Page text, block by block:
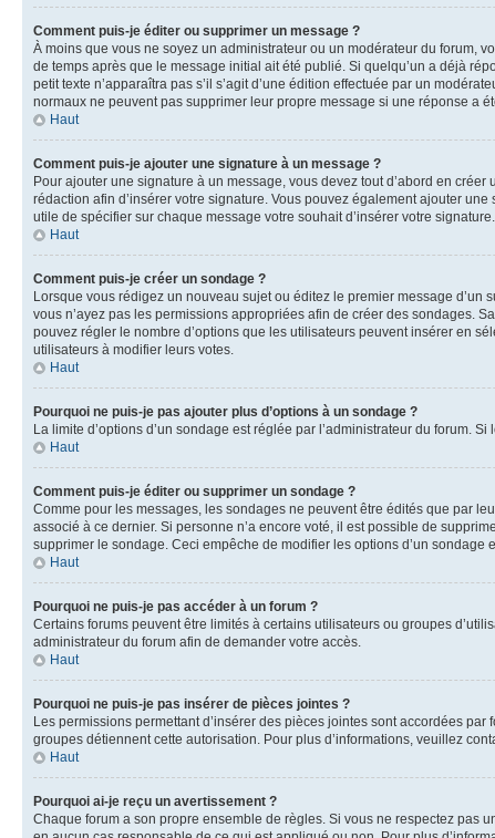
Comment puis-je éditer ou supprimer un message ?
À moins que vous ne soyez un administrateur ou un modérateur du forum,
de temps après que le message initial ait été publié. Si quelqu’un a déjà
petit texte n’apparaîtra pas s’il s’agit d’une édition effectuée par un
normaux ne peuvent pas supprimer leur propre message si une réponse a
Haut
Comment puis-je ajouter une signature à un message ?
Pour ajouter une signature à un message, vous devez tout d’abord en
rédaction afin d’insérer votre signature. Vous pouvez également ajouter
utile de spécifier sur chaque message votre souhait d’insérer votre signature.
Haut
Comment puis-je créer un sondage ?
Lorsque vous rédigez un nouveau sujet ou éditez le premier message d’un
vous n’ayez pas les permissions appropriées afin de créer des sondages.
pouvez régler le nombre d’options que les utilisateurs peuvent insérer en
utilisateurs à modifier leurs votes.
Haut
Pourquoi ne puis-je pas ajouter plus d’options à un sondage ?
La limite d’options d’un sondage est réglée par l’administrateur du forum.
Haut
Comment puis-je éditer ou supprimer un sondage ?
Comme pour les messages, les sondages ne peuvent être édités que par
associé à ce dernier. Si personne n’a encore voté, il est possible de
supprimer le sondage. Ceci empêche de modifier les options d’un sondage
Haut
Pourquoi ne puis-je pas accéder à un forum ?
Certains forums peuvent être limités à certains utilisateurs ou groupes
administrateur du forum afin de demander votre accès.
Haut
Pourquoi ne puis-je pas insérer de pièces jointes ?
Les permissions permettant d’insérer des pièces jointes sont accordées
groupes détiennent cette autorisation. Pour plus d’informations, veuillez
Haut
Pourquoi ai-je reçu un avertissement ?
Chaque forum a son propre ensemble de règles. Si vous ne respectez pas